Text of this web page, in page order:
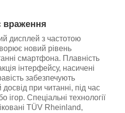
враження
дисплей з частотою
новий рівень
смартфона. Плавність
інтерфейсу, насичені
забезпечують
при читанні, під час
ігор. Спеціальні технології
TÜV Rheinland,